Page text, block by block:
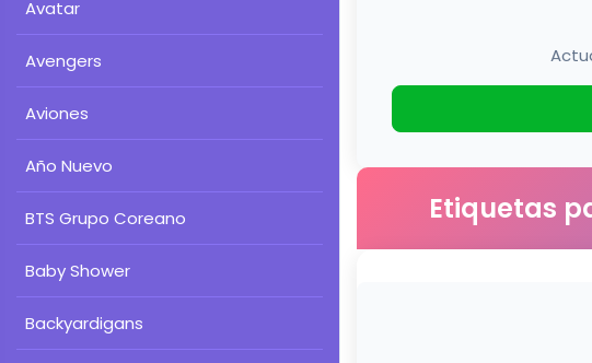
Avatar
Avengers
Aviones
Año Nuevo
BTS Grupo Coreano
Baby Shower
Backyardigans
Etiquetas